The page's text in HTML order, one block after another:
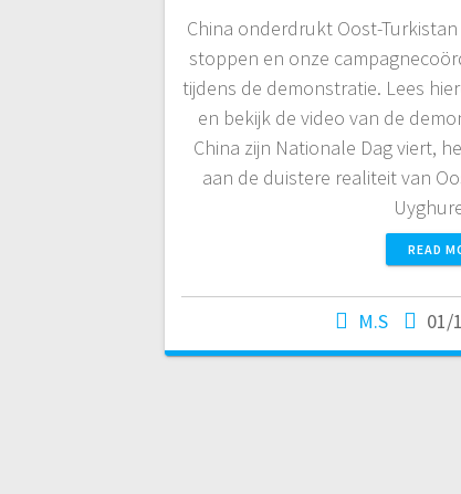
China onderdrukt Oost-
stoppen en onze
tijdens de demonstratie. Lees
en bekijk de video van de
China zijn Nationale Dag viert,
aan de duistere realiteit van
READ
M.S 01/